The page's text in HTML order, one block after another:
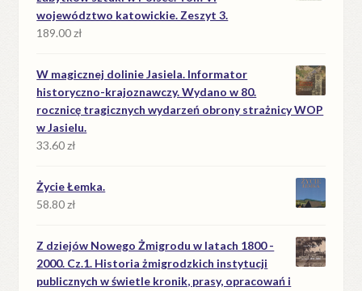
województwo katowickie. Zeszyt 3.
189.00zł
W magicznej dolinie Jasiela. Informator
historyczno-krajoznawczy. Wydano w 80.
rocznicę tragicznych wydarzeń obrony strażnicy WOP
w Jasielu.
33.60zł
Życie Łemka.
58.80zł
Z dziejów Nowego Żmigrodu w latach 1800 -
2000. Cz.1. Historia żmigrodzkich instytucji
publicznych w świetle kronik, prasy, opracowań i